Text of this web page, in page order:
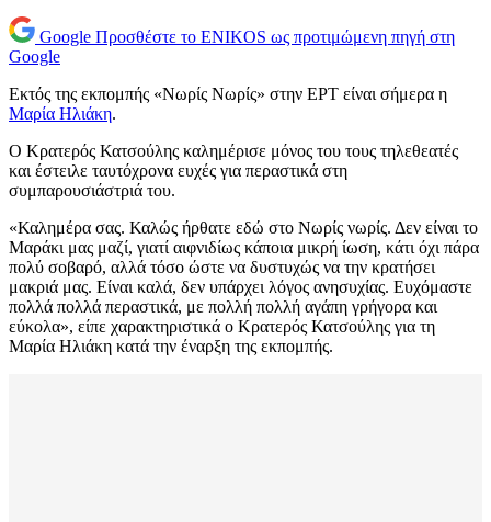
Google Προσθέστε το ENIKOS ως προτιμώμενη πηγή στη
Google
Εκτός της εκπομπής «Νωρίς Νωρίς» στην ΕΡΤ είναι σήμερα η
Μαρία Ηλιάκη.
Ο Κρατερός Κατσούλης καλημέρισε μόνος του τους τηλεθεατές
και έστειλε ταυτόχρονα ευχές για περαστικά στη
συμπαρουσιάστριά του.
«Καλημέρα σας. Καλώς ήρθατε εδώ στο Νωρίς νωρίς. Δεν είναι το
Μαράκι μας μαζί, γιατί αιφνιδίως κάποια μικρή ίωση, κάτι όχι πάρα
πολύ σοβαρό, αλλά τόσο ώστε να δυστυχώς να την κρατήσει
μακριά μας. Είναι καλά, δεν υπάρχει λόγος ανησυχίας. Ευχόμαστε
πολλά πολλά περαστικά, με πολλή πολλή αγάπη γρήγορα και
εύκολα», είπε χαρακτηριστικά ο Κρατερός Κατσούλης για τη
Μαρία Ηλιάκη κατά την έναρξη της εκπομπής.